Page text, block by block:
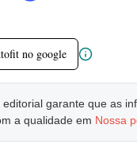
no google
editorial garante que as
a qualidade em Nossa